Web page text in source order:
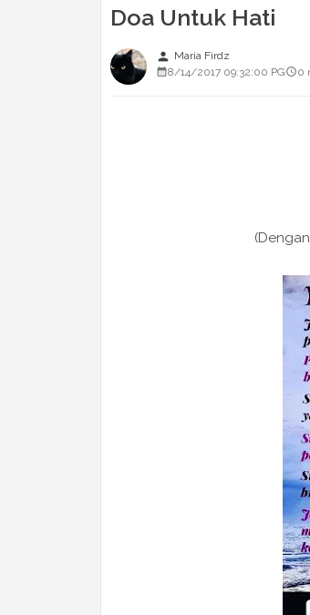
Doa Untuk Hati
person Maria Firdz
8/14/2017 09:32:00 PG
0